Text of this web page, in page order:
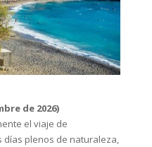
de 2026)
el viaje de
días plenos de naturaleza,